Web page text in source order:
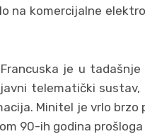
na komercijalne
je u
telematički
Minitel je vrlo
90-ih godina